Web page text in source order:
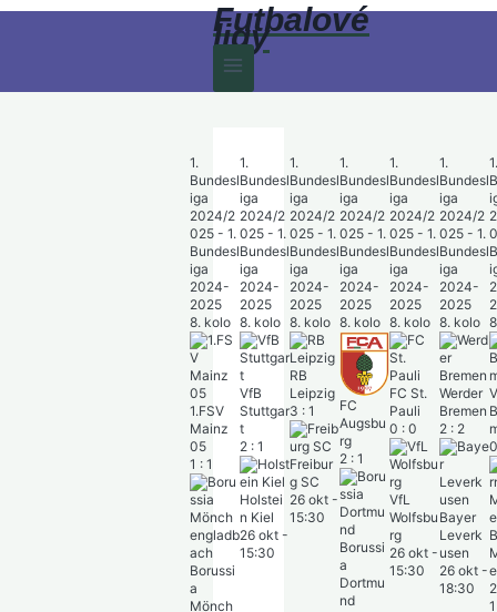
Futbalové
ligy
1.
Bundesl
iga
2024/2
025 - 1.
Bundesl
iga
2024-
2025
8. kolo
1.FSV
Mainz
05
1 : 1
Borussi
a
Mönch
1.
Bundesl
iga
2024/2
025 - 1.
Bundesl
iga
2024-
2025
8. kolo
VfB
Stuttgar
t
2 : 1
Holstei
n Kiel
26 okt -
15:30
1.
Bundesl
iga
2024/2
025 - 1.
Bundesl
iga
2024-
2025
8. kolo
RB
Leipzig
3 : 1
Freibur
g SC
26 okt -
15:30
1.
Bundesl
iga
2024/2
025 - 1.
Bundesl
iga
2024-
2025
8. kolo
FC
Augsbu
rg
2 : 1
Borussi
a
Dortmu
nd
1.
Bundesl
iga
2024/2
025 - 1.
Bundesl
iga
2024-
2025
8. kolo
FC St.
Pauli
0 : 0
VfL
Wolfsbu
rg
26 okt -
15:30
1.
Bundesl
iga
2024/2
025 - 1.
Bundesl
iga
2024-
2025
8. kolo
Werder
Bremen
2 : 2
Bayer
Leverk
usen
26 okt -
18:30
1.
0